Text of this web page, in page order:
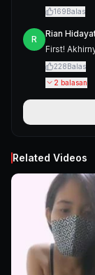
169Balas
R
Rian
First!
228Balas
2 balasan
Related Videos